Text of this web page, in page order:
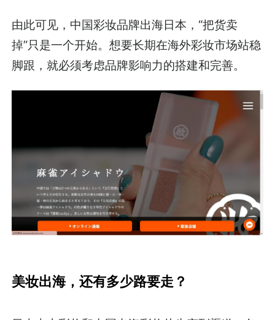
由此可见，中国彩妆品牌出海日本，“把货卖
掉”只是一个开始。想要长期在海外彩妆市场站稳
脚跟，就必须考虑品牌影响力的搭建和完善。
美妆出海，还有多少路要走？